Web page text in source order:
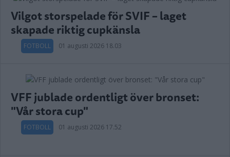
Vilgot storspelade för SVIF – laget
skapade riktig cupkänsla
FOTBOLL 01 augusti 2026 18.03
VFF jublade ordentligt över bronset:
"Vår stora cup"
FOTBOLL 01 augusti 2026 17.52